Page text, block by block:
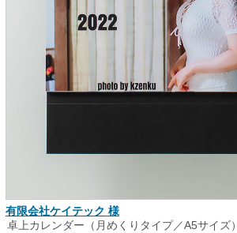
有限会社ケイテック 様
卓上カレンダー（月めくりタイプ／A5サイズ）